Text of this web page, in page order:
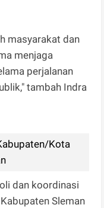
masyarakat dan
menjaga
perjalanan
tambah Indra
Kota
dan koordinasi
Sleman